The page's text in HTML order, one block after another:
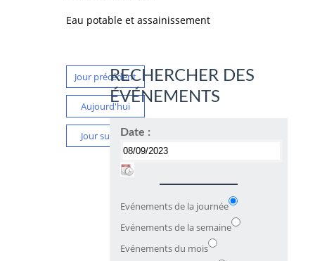
Eau potable et assainissement
Jour précédent
Aujourd'hui
Jour suivant
RECHERCHER DES
ÉVÉNEMENTS
Date :
Evénements de la journée
Evénements de la semaine
Evénements du mois